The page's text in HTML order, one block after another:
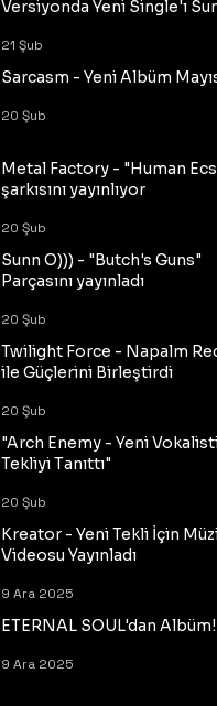
Versiyonda Yeni Single'ı
21 Şub
Sarcasm - Yeni Albüm
20 Şub
Metal Factory - "Human
şarkısını yayınlıyor
20 Şub
Sunn O))) - "Butch's Guns"
Parçasını yayınladı
20 Şub
Twilight Force - Napalm
ile Güçlerini Birleştirdi
20 Şub
"Arch Enemy - Yeni
Tekliyi Tanıttı"
20 Şub
Kreator - Yeni Tekli İçin
Videosu Yayınladı
9 Ara 2025
ETERNAL SOUL'dan Albüm!
9 Ara 2025